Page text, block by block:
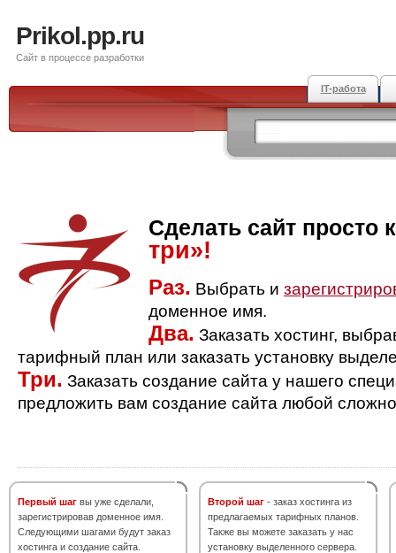
Prikol.pp.ru
Сайт в процессе разработки
IT-работа
Сделать сайт просто
три»!
Раз. Выбрать и
доменное имя.
Два. Заказать хостинг,
тарифный план или заказать установку
Три. Заказать создание сайта у нашего
предложить вам создание сайта любой
Первый шаг вы уже сделали,
зарегистрировав доменное имя.
Следующими шагами будут заказ
хостинга и создание сайта.
Второй шаг - заказ хостинга из
предлагаемых тарифных планов.
Также вы можете заказать у нас
установку выделенного сервера.